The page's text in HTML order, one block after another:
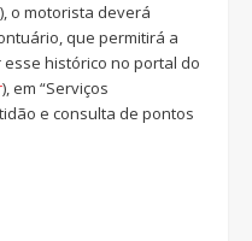
o motorista deverá
que permitirá a
histórico no portal do
), em “Serviços
e consulta de pontos